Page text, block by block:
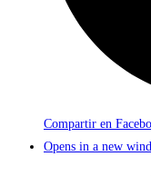
Compartir en
Opens in a new